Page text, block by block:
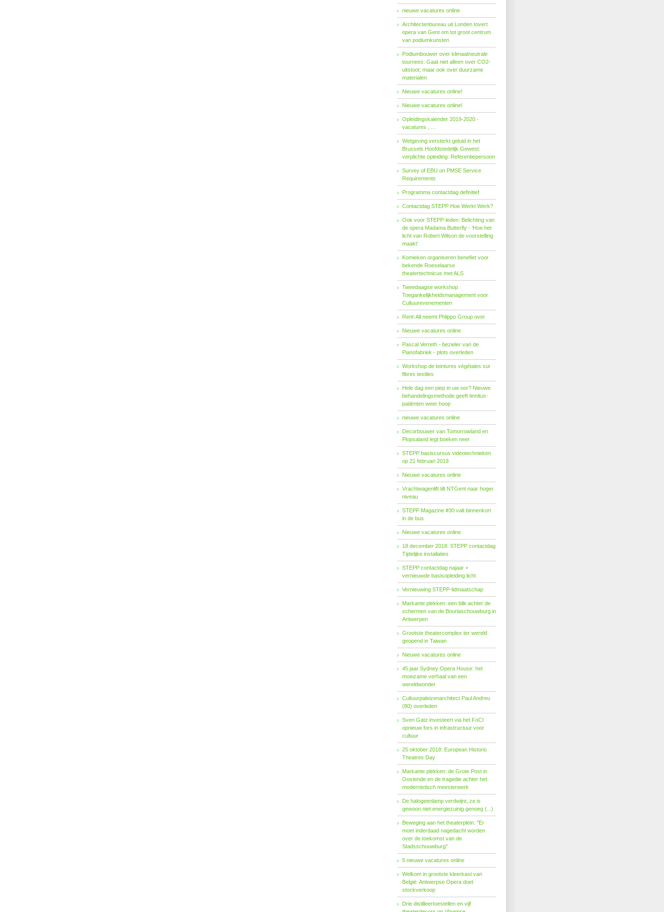
nieuwe vacatures online
Architectenbureau uit Londen tovert
opera van Gent om tot groot centrum
van podiumkunsten
Podiumbouwer over klimaatneutrale
tournees: Gaat niet alleen over CO2-
uitstoot, maar ook over duurzame
materialen
Nieuwe vacatures online!
Nieuwe vacatures online!
Opleidingskalender 2019-2020 -
vacatures , ...
Wetgeving versterkt geluid in het
Brussels Hoofdstedelijk Gewest:
verplichte opleiding: Referentiepersoon
Survey of EBU on PMSE Service
Requirements
Programma contactdag definitief
Contactdag STEPP Hoe Werkt Werk?
Ook voor STEPP-leden: Belichting van
de opera Madama Butterfly - 'Hoe het
licht van Robert Wilson de voorstelling
maakt'
Komieken organiseren benefiet voor
bekende Roeselaarse
theatertechnicus met ALS
Tweedaagse workshop
Toegankelijkheidsmanagement voor
Cultuurevenementen
Rent-All neemt Phlippo Group over
Nieuwe vacatures online
Pascal Verreth - bezieler van de
Pianofabriek - plots overleden
Workshop de teintures végétales sur
fibres textiles
Hele dag een piep in uw oor? Nieuwe
behandelings­methode geeft tinnitus-
patiënten weer hoop
nieuwe vacatures online
Decorbouwer van Tomorrowland en
Plopsaland legt boeken neer
STEPP basiscursus videotechnieken
op 21 februari 2019
Nieuwe vacatures online
Vrachtwagenlift tilt NTGent naar hoger
niveau
STEPP Magazine #30 valt binnenkort
in de bus
Nieuwe vacatures online
18 december 2018: STEPP contactdag
Tijdelijke installaties
STEPP contactdag najaar +
vernieuwde basisopleiding licht
Vernieuwing STEPP-lidmaatschap
Markante plekken: een blik achter de
schermen van de Bourlaschouwburg in
Antwerpen
Grootste theatercomplex ter wereld
geopend in Taiwan
Nieuwe vacatures online
45 jaar Sydney Opera House: het
moeizame verhaal van een
wereldwonder
Cultuurpaleizenarchitect Paul Andreu
(80) overleden
Sven Gatz investeert via het FoCI
opnieuw fors in infrastructuur voor
cultuur
25 oktober 2018: European Historic
Theatres Day
Markante plekken: de Grote Post in
Oostende en de tragedie achter het
modernistisch meesterwerk
De halogeenlamp verdwijnt, ze is
gewoon niet energiezuinig genoeg (...)
Beweging aan het theaterplein: ''Er
moet inderdaad nagedacht worden
over de toekomst van de
Stadsschouwburg''
5 nieuwe vacatures online
Welkom in grootste kleerkast van
België: Antwerpse Opera doet
stockverkoop
Drie distilleertoestellen en vijf